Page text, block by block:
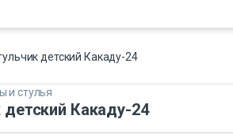
детский Какаду-24
и стулья
детский Какаду-24